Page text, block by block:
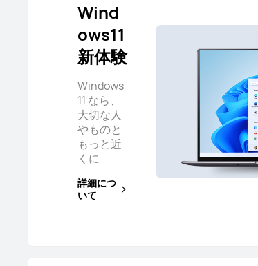
Wind
ows11
新体験
Windows
11 なら、
大切な人
やものと
もっと近
くに
詳細につ
いて